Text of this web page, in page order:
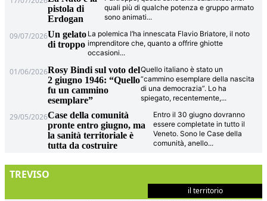
pistola di
Erdogan
quali più di qualche potenza e gruppo armato
sono animati...
09/07/2026Un gelato
di troppo
La polemica l’ha innescata Flavio Briatore, il noto
imprenditore che, quanto a offrire ghiotte
occasioni...
01/06/2026Rosy Bindi sul voto del
2 giugno 1946: “Quello
fu un cammino
esemplare”
Quello italiano è stato un
“cammino esemplare della nascita
di una democrazia”. Lo ha
spiegato, recentemente,...
29/05/2026Case della comunità
pronte entro giugno, ma
la sanità territoriale è
tutta da costruire
Entro il 30 giugno dovranno
essere completate in tutto il
Veneto. Sono le Case della
comunità, anello...
TREVISO
il territorio